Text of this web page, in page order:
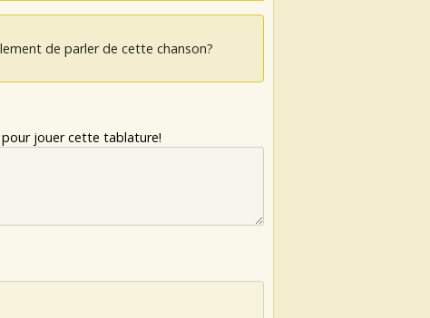
de parler de cette chanson?
jouer cette tablature!